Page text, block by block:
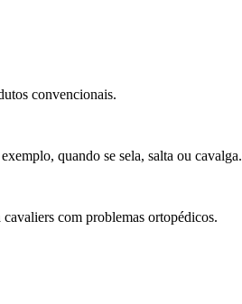
convencionais.
quando se sela, salta ou cavalga.
com problemas ortopédicos.